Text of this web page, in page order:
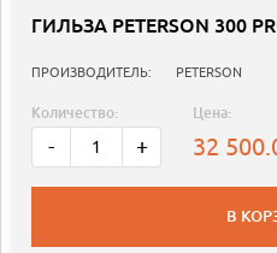
ГИЛЬЗА PETERSON 300
ПРОИЗВОДИТЕЛЬ: PETERSON
Количество:
- +
Цена:
32
В